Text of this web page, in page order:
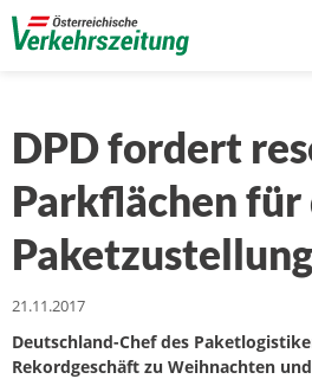
DPD fordert
Parkflächen für
Paketzustellung
21.11.2017
Deutschland-Chef des
Rekordgeschäft zu Weihnachten